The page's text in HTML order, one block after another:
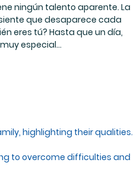
ningún talento aparente. La
que desaparece cada
eres tú? Hasta que un día,
especial...
highlighting their qualities.
to overcome difficulties and